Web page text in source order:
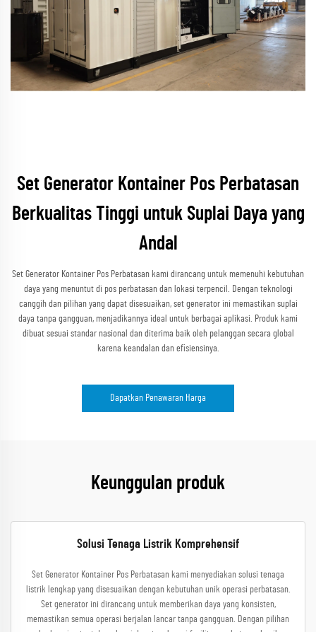
Set Generator Kontainer Pos Perbatasan
Berkualitas Tinggi untuk Suplai Daya yang
Andal
Set Generator Kontainer Pos Perbatasan kami dirancang untuk memenuhi kebutuhan
daya yang menuntut di pos perbatasan dan lokasi terpencil. Dengan teknologi
canggih dan pilihan yang dapat disesuaikan, set generator ini memastikan suplai
daya tanpa gangguan, menjadikannya ideal untuk berbagai aplikasi. Produk kami
dibuat sesuai standar nasional dan diterima baik oleh pelanggan secara global
karena keandalan dan efisiensinya.
Dapatkan Penawaran Harga
Keunggulan produk
Solusi Tenaga Listrik Komprehensif
Set Generator Kontainer Pos Perbatasan kami menyediakan solusi tenaga
listrik lengkap yang disesuaikan dengan kebutuhan unik operasi perbatasan.
Set generator ini dirancang untuk memberikan daya yang konsisten,
memastikan semua operasi berjalan lancar tanpa gangguan. Dengan pilihan